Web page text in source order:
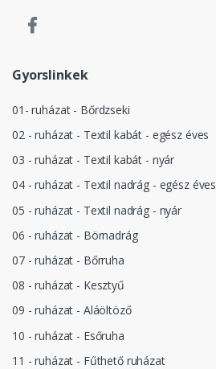
Gyorslinkek
01- ruházat - Bőrdzseki
02 - ruházat - Textil kabát - egész éves
03 - ruházat - Textil kabát - nyár
04 - ruházat - Textil nadrág - egész éves
05 - ruházat - Textil nadrág - nyár
06 - ruházat - Börnadrág
07 - ruházat - Bőrruha
08 - ruházat - Kesztyű
09 - ruházat - Aláöltöző
10 - ruházat - Esőruha
11 - ruházat - Fűthető ruházat